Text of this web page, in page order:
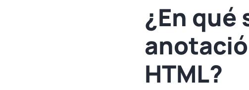
¿En qué
HTML?